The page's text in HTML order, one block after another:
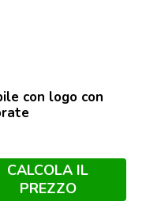
con logo con
CALCOLA IL
PREZZO